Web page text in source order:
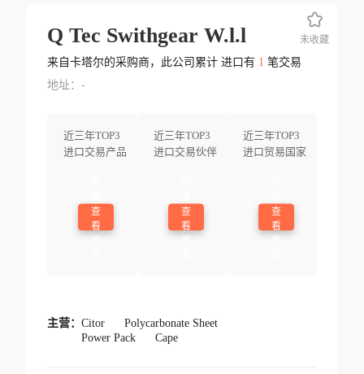
Q Tec Swithgear W.l.l
来自卡塔尔的采购商，此公司累计 进口有 1 笔交易
地址：-
近三年TOP3
进口交易产品
查
看
近三年TOP3
进口交易伙伴
查
看
近三年TOP3
进口贸易国家
查
看
未收藏
主营： Citor
Polycarbonate Sheet
Power Pack
Cape